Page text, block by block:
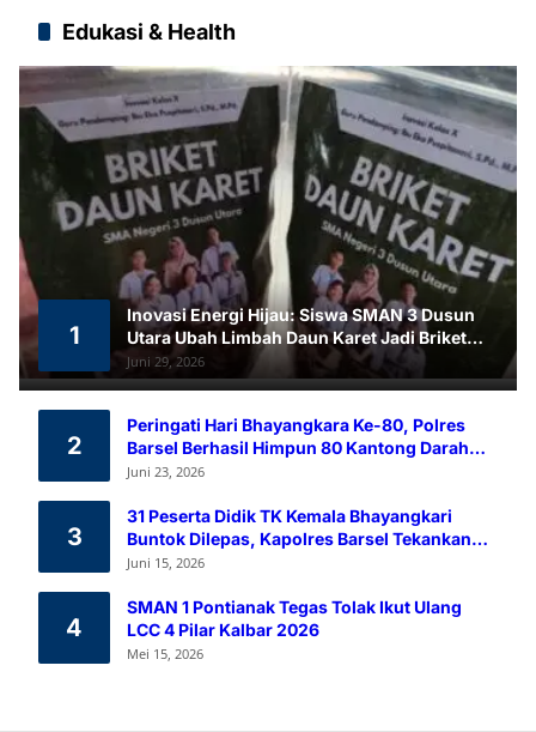
Edukasi & Health
1
Inovasi Energi Hijau: Siswa SMAN 3 Dusun
Utara Ubah Limbah Daun Karet Jadi Briket
Ramah Lingkungan
Juni 29, 2026
2
Peringati Hari Bhayangkara Ke-80, Polres
Barsel Berhasil Himpun 80 Kantong Darah
Melalui Aksi Donor Darah
Juni 23, 2026
3
31 Peserta Didik TK Kemala Bhayangkari
Buntok Dilepas, Kapolres Barsel Tekankan
Pendidikan Karakter
Juni 15, 2026
4
SMAN 1 Pontianak Tegas Tolak Ikut Ulang
LCC 4 Pilar Kalbar 2026
Mei 15, 2026